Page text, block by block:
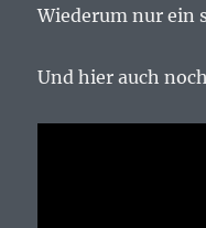
Wiederum nur ein
Und hier auch